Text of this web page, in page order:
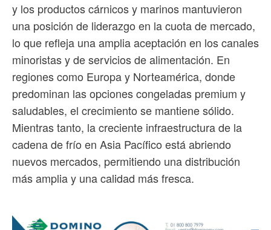
y los productos cárnicos y marinos mantuvieron
una posición de liderazgo en la cuota de mercado,
lo que refleja una amplia aceptación en los canales
minoristas y de servicios de alimentación. En
regiones como Europa y Norteamérica, donde
predominan las opciones congeladas premium y
saludables, el crecimiento se mantiene sólido.
Mientras tanto, la creciente infraestructura de la
cadena de frío en Asia Pacífico está abriendo
nuevos mercados, permitiendo una distribución
más amplia y una calidad más fresca.